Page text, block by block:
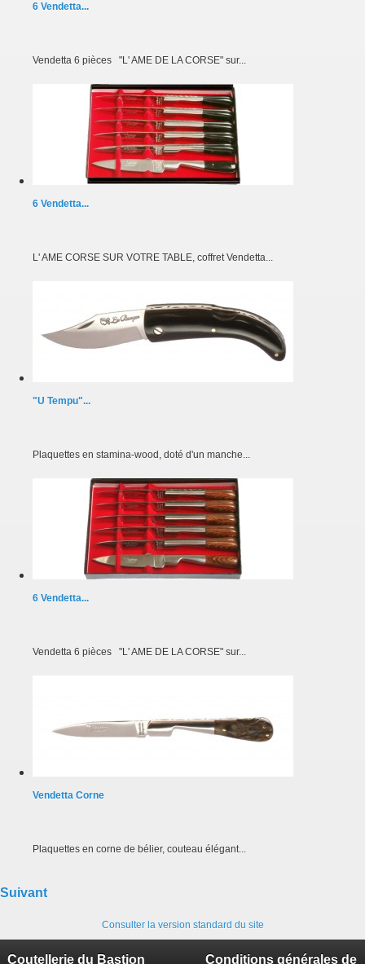
6 Vendetta...
Vendetta 6 pièces "L' AME DE LA CORSE" sur...
6 Vendetta...
L' AME CORSE SUR VOTRE TABLE, coffret Vendetta...
"U Tempu"...
Plaquettes en stamina-wood, doté d'un manche...
6 Vendetta...
Vendetta 6 pièces "L' AME DE LA CORSE" sur...
Vendetta Corne
Plaquettes en corne de bélier, couteau élégant...
Suivant
Consulter la version standard du site
Coutellerie du Bastion Conditions générales de